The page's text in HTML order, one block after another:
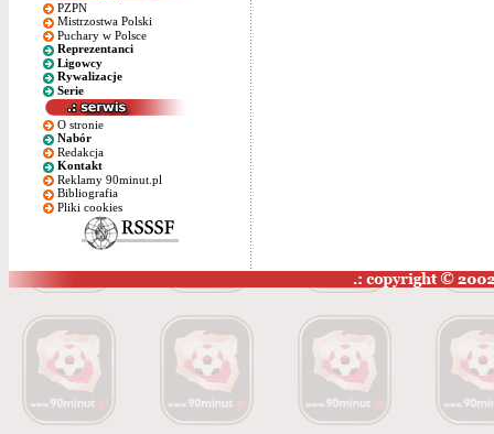
PZPN
Mistrzostwa Polski
Puchary w Polsce
Reprezentanci
Ligowcy
Rywalizacje
Serie
O stronie
Nabór
Redakcja
Kontakt
Reklamy 90minut.pl
Bibliografia
Pliki cookies